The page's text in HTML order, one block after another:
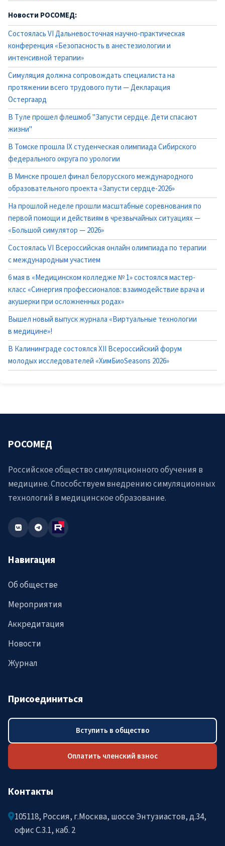
Новости РОСОМЕД:
Состоялась VI Дальневосточная научно-практическая
конференция «Безопасность в анестезиологии и
интенсивной терапии»
Симуляция должна сопровождать специалиста на
протяжении всего трудового пути — Декларация
Остергаард
В Туле прошел флешмоб "Запусти сердце. Дети спасают
жизни"
В Томске прошла IX студенческая олимпиада Сибирского
федерального округа по урологии
В Минске прошел финал белорусского международного
образовательного проекта «Запусти сердце-2026»
На прошлой неделе прошли масштабные соревнования по
первой помощи и действиям в чрезвычайных ситуациях —
«Большой симулятор — 2026»
Состоялась VI Всероссийская онлайн олимпиада по терапии
с международным участием
6 мая в «Медицинском колледже № 1» состоялся мастер-
класс «Синергия профессионалов: взаимодействие врача и
акушерки при осложненных родах»
Вышел новый выпуск журнала «Виртуальные технологии
в медицине»!
В Калининграде состоялся XII Всероссийский форум
молодых исследователей «ХимБиоSeasons 2026»
РОСОМЕД
Российское общество симуляционного обучения в
медицине. Способствуем внедрению симуляционных
технологий в медицинское образование.
Навигация
Об обществе
Мероприятия
Аккредитация
Новости
Журнал
Присоединиться
Вступить в общество
Оплатить членский взнос
Контакты
105118, Россия, г.Москва, шоссе Энтузиастов, д.34,
офис C.3.1, каб. 2